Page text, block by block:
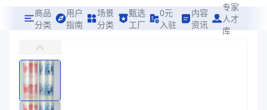
共挤热
收缩袋
商品
分类
用户
指南
场景
分类
甄选
工厂
0元
入驻
内容
资讯
专家
人才
库
主要适用于密封装有米饭、熟食、糕点等需要高温杀菌的碗、盒类产品
易食包（EPAK）专注于透明高温复合盖膜包装，提供详尽的规格参数
产品卖点：强度高、透明性好、阻隔性好
应用场景：主要适用于密封装有米饭、熟食、糕点等需要高温杀菌的碗